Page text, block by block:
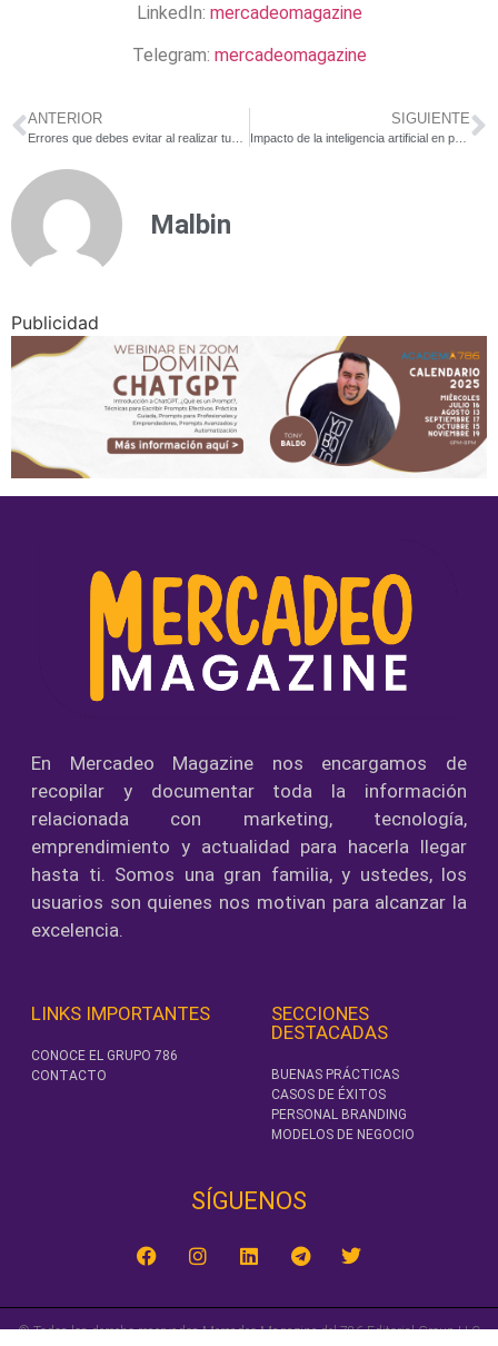
LinkedIn: mercadeomagazine
Telegram: mercadeomagazine
ANTERIOR SIGUIENTE
Impacto de la inteligencia artificial en publicidad durante 2023
Malbin
Publicidad
En Mercadeo Magazine nos encargamos de
recopilar y documentar toda la información
relacionada con marketing, tecnología,
emprendimiento y actualidad para hacerla llegar
hasta ti. Somos una gran familia, y ustedes, los
usuarios son quienes nos motivan para alcanzar la
excelencia.
LINKS IMPORTANTES
CONOCE EL GRUPO 786
CONTACTO
SECCIONES
DESTACADAS
BUENAS PRÁCTICAS
CASOS DE ÉXITOS
PERSONAL BRANDING
MODELOS DE NEGOCIO
SÍGUENOS‎
© Todos los derecho reservados Mercadeo Magazine del 786 Editorial Group LLC